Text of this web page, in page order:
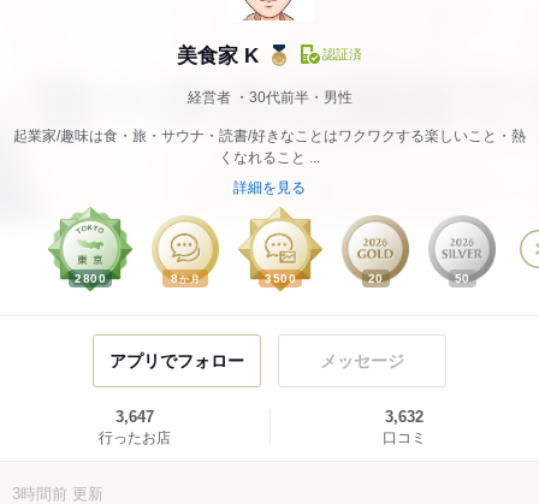
美食家 K 認証済
経営者 30代前半・男性
起業家/趣味は食・旅・サウナ・読書/好きなことはワクワクする楽しいこと・熱
くなれること ...
詳細を見る
2800 8か月 3500 20 50
アプリでフォロー メッセージ
3,647
行ったお店
3,632
口コミ
3時間前 更新